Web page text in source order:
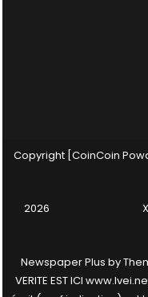
Copyright [CoinCoin
2026
Newspaper Plus by
VERITE EST ICI